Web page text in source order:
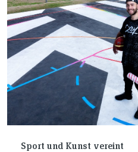
Sport und Kunst vereint